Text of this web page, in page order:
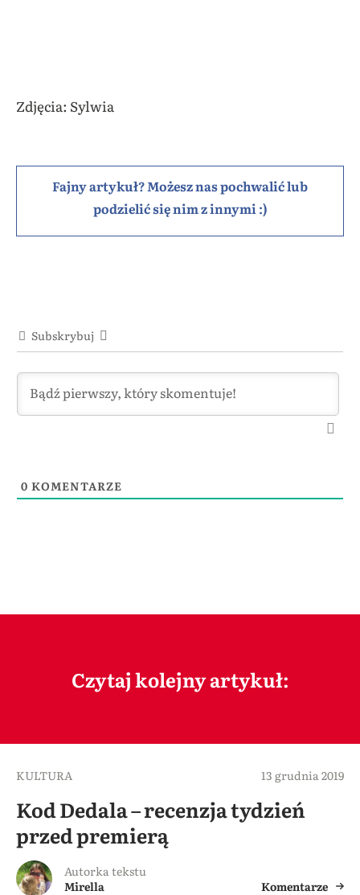
Zdjęcia: Sylwia
Fajny artykuł? Możesz nas pochwalić lub
podzielić się nim z innymi :)
Subskrybuj
0 KOMENTARZE
Czytaj kolejny artykuł:
KULTURA 13 grudnia 2019
Kod Dedala – recenzja tydzień
przed premierą
Autorka tekstu
Mirella
Komentarze